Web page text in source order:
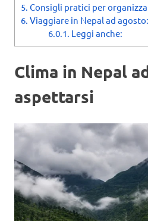
5. Consigli pratici per
6. Viaggiare in Nepal ad
6.0.1. Leggi anche:
Clima in Nepal
aspettarsi